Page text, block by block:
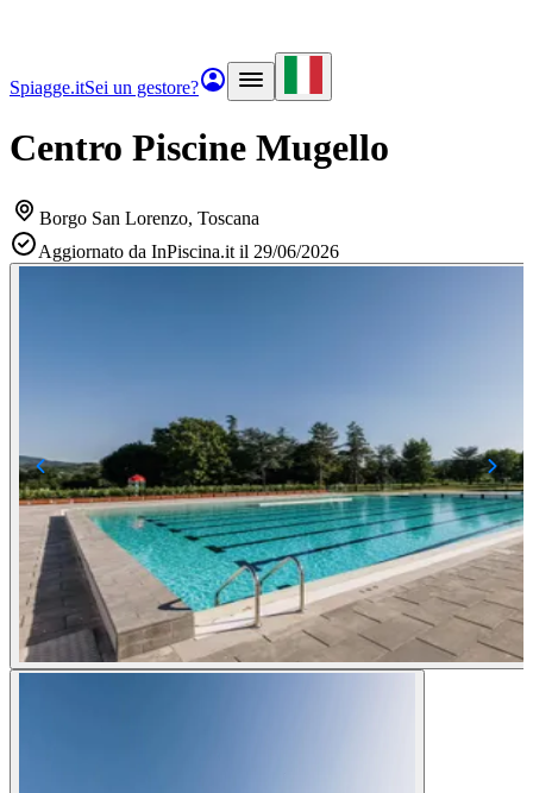
Spiagge.itSei un gestore?
Centro Piscine Mugello
Borgo San Lorenzo, Toscana
Aggiornato da InPiscina.it il 29/06/2026